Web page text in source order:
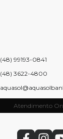
(48) 99193-0841
(48) 3622-4800
Atendimento